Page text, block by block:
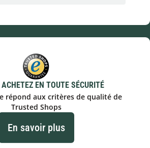
ACHETEZ EN TOUTE SÉCURITÉ
répond aux critères de qualité de
Trusted Shops
En savoir plus